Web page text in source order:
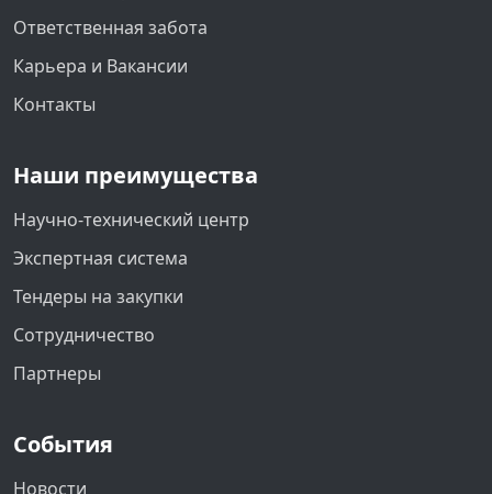
Ответственная забота
Карьера и Вакансии
Контакты
Наши преимущества
Научно-технический центр
Экспертная система
Тендеры на закупки
Сотрудничество
Партнеры
События
Новости